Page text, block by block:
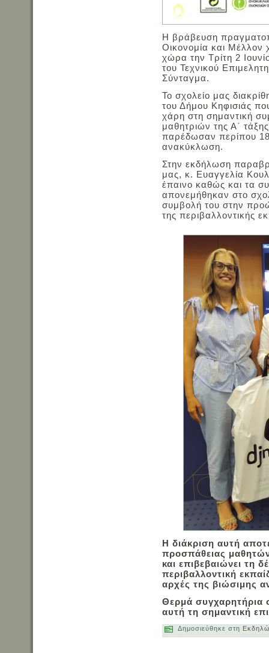
Η βράβευση
Οικονομία και
χώρα την Τρίτη 2
του Τεχνικού
Σύνταγμα.
Το σχολείο μας
του Δήμου Κηφισιάς
χάρη στη σημαντική
μαθητριών της Α΄
παρέδωσαν περίπου
ανακύκλωση.
Στην εκδήλωση
μας, κ. Ευαγγελία
έπαινο καθώς και τα
απονεμήθηκαν στο
συμβολή του στην
της
Η διάκριση αυτή
προσπάθειας
και επιβεβαιώνει τη
περιβαλλοντική
αρχές της βιώσιμης
Θερμά συγχαρητήρια
αυτή τη σημαντική
Δημοσιεύθηκε στη